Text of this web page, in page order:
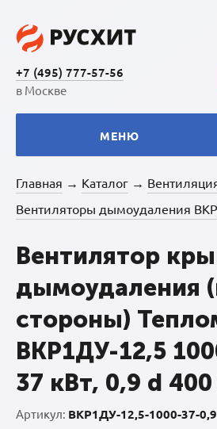
+7 (495) 777-57-56
в Москве
МЕНЮ
Главная → Каталог →
Вентиляторы дымоудаления
Вентилятор
дымоудаления
стороны)
ВКР1ДУ-12,5
37 кВт, 0,9 d
Артикул: ВКР1ДУ-12,5-1000-37-